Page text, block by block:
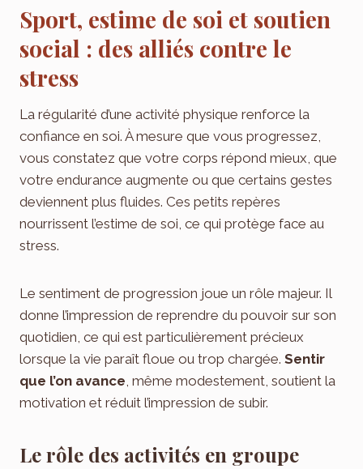
Sport, estime de soi et soutien
social : des alliés contre le
stress
La régularité d’une activité physique renforce la
confiance en soi. À mesure que vous progressez,
vous constatez que votre corps répond mieux, que
votre endurance augmente ou que certains gestes
deviennent plus fluides. Ces petits repères
nourrissent l’estime de soi, ce qui protège face au
stress.
Le sentiment de progression joue un rôle majeur. Il
donne l’impression de reprendre du pouvoir sur son
quotidien, ce qui est particulièrement précieux
lorsque la vie paraît floue ou trop chargée. Sentir
que l’on avance , même modestement, soutient la
motivation et réduit l’impression de subir.
Le rôle des activités en groupe